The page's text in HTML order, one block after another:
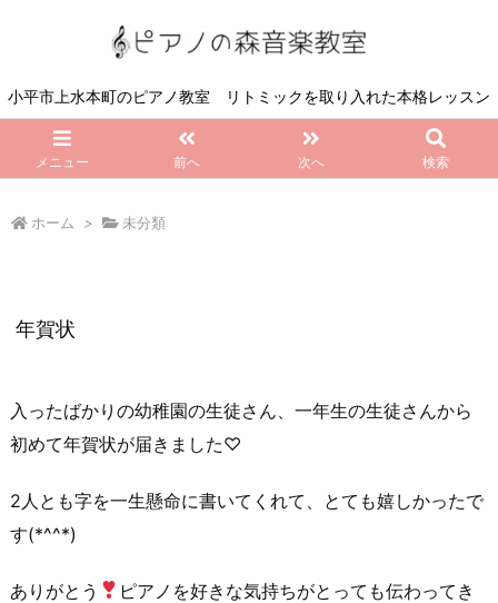
小平市上水本町のピアノ教室 リトミックを取り入れた本格レッスン
メニュー 前へ 次へ 検索
ホーム > 未分類
年賀状
入ったばかりの幼稚園の生徒さん、一年生の生徒さんから
初めて年賀状が届きました♡
2人とも字を一生懸命に書いてくれて、とても嬉しかったで
す(*^^*)
ありがとう
ピアノを好きな気持ちがとっても伝わってき